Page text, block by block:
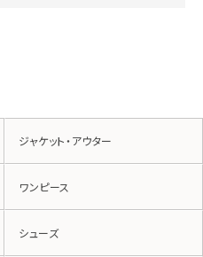
ジャケット・アウター
ワンピース
シューズ